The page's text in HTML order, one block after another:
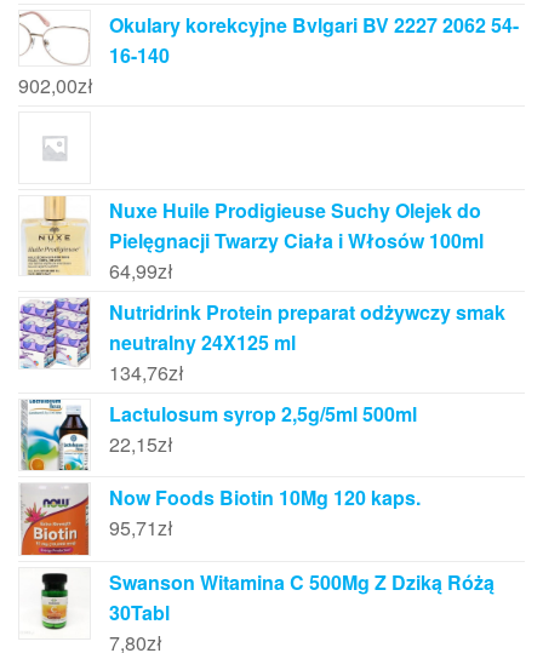
Okulary korekcyjne Bvlgari BV 2227 2062 54-
16-140
902,00zł
Nuxe Huile Prodigieuse Suchy Olejek do
Pielęgnacji Twarzy Ciała i Włosów 100ml
64,99zł
Nutridrink Protein preparat odżywczy smak
neutralny 24X125 ml
134,76zł
Lactulosum syrop 2,5g/5ml 500ml
22,15zł
Now Foods Biotin 10Mg 120 kaps.
95,71zł
Swanson Witamina C 500Mg Z Dziką Różą
30Tabl
7,80zł